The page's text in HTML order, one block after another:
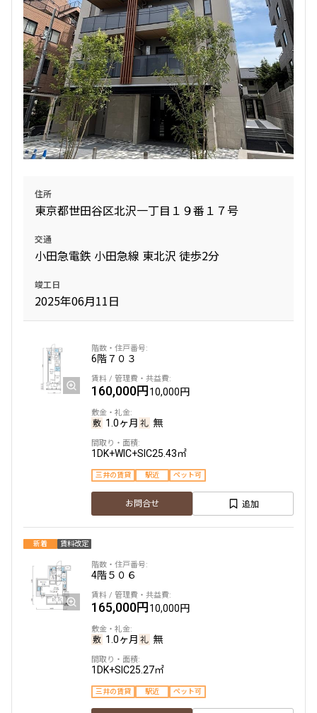
4階 405
210,000円15,000円
1.0ヶ月 無
1LDK 35.78㎡
新築 ペット可
お問合せ 追加
2階204
1SLDK
お問合せ
2階205
322,000円20,000円
1.0ヶ月 無
2SLDK53.12㎡
お問合せ
2階 201
330,000円
1.0ヶ月 無
165,000円15,000円
無 無
1DK26.62㎡
新築 三井の賃貸 ペット可 フリーレント
お問合せ 追加
無 無
新築
1階１０１
190,000円20,000円
1LDK30.86㎡
新築 三井の賃貸 ペット可 フリーレント
1階１０３
193,000円20,000円
無 無
1LDK30.13㎡
住所
東京都世田谷区北沢一丁目１９番１７号
交通
小田急電鉄 小田急線 東北沢 徒歩2分
竣工日
2025年06月11日
6階７０３
160,000円10,000円
1.0ヶ月 無
1DK+WIC+SIC25.43㎡
三井の賃貸 駅近 ペット可
お問合せ 追加
新着 賃料改定
4階５０６
165,000円10,000円
1.0ヶ月 無
1DK+SIC25.27㎡
三井の賃貸 駅近 ペット可